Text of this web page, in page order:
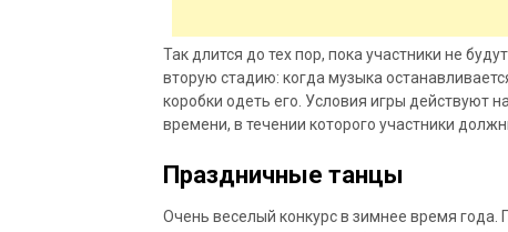
Так длится до тех пор, пока участники не
вторую стадию: когда музыка
коробки одеть его. Условия игры действуют
времени, в течении которого участники
Праздничные танцы
Очень веселый конкурс в зимнее время года.